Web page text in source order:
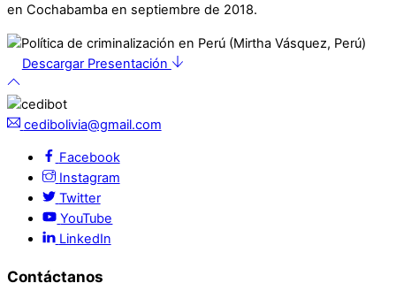
en Cochabamba en septiembre de 2018.
Descargar Presentación
cedibolivia@gmail.com
Facebook
Instagram
Twitter
YouTube
LinkedIn
Contáctanos